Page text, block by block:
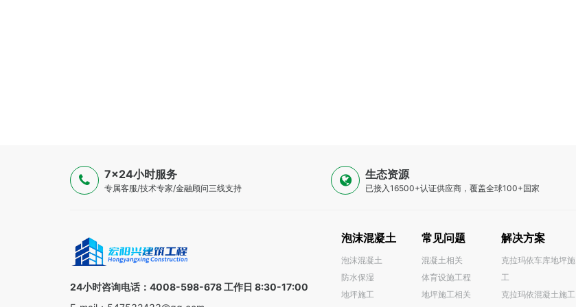
7×24小时服务
专属客服/技术专家/金融顾问三线支持
生态资源
已接入16500+认证供应商，覆盖全球100+国家
24小时咨询电话：4008-598-678 工作日 8:30-17:00
泡沫混凝土
泡沫混凝土
防水保湿
地坪施工
常见问题
混凝土相关
体育设施工程
地坪施工相关
解决方案
克拉玛依车库地坪施
工
克拉玛依混凝土施工